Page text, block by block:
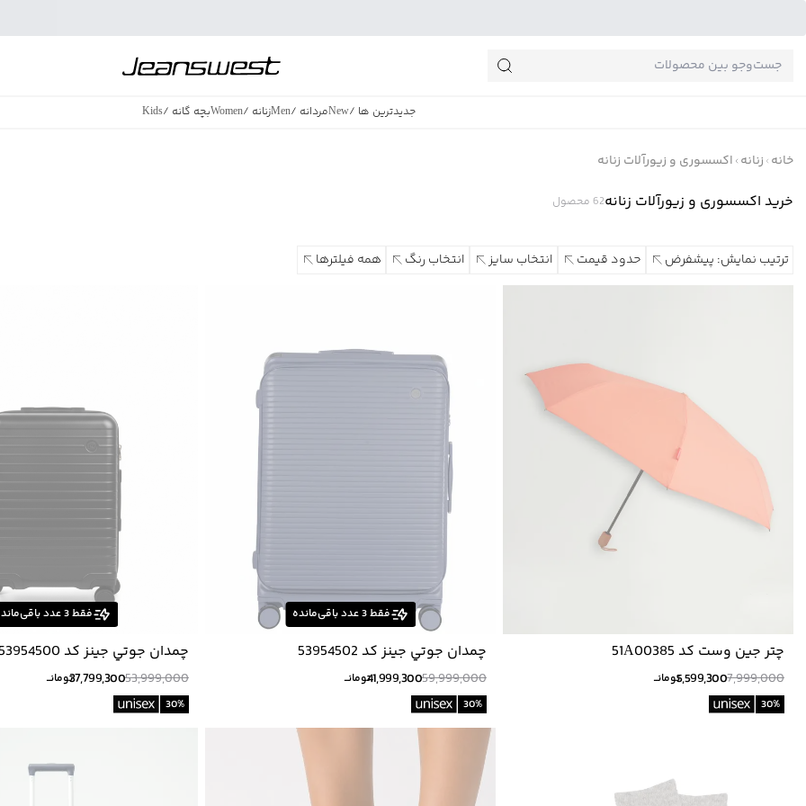
جدیدترین ها /
Newمردانه /
Menزنانه /
Womenبچه گانه /
Kids
خانه زنانه اکسسوری و زیورآلات زنانه
خرید اکسسوری و زیورآلات زنانه62 محصول
ترتیب نمایش: پیشفرض حدود قیمت انتخاب سایز انتخاب رنگ همه فیلترها
چتر جين وست كد 51A00385
7,999,000
5,599,300تومانــ
30%
فقط3عدد باقی‌مانده
چمدان جوتي جينز كد 53954502
59,999,000
41,999,300تومانــ
30%
فقط3عدد
چمدان جوتي جينز كد 53954500
53,999,000
37,799,300تومانــ
30%